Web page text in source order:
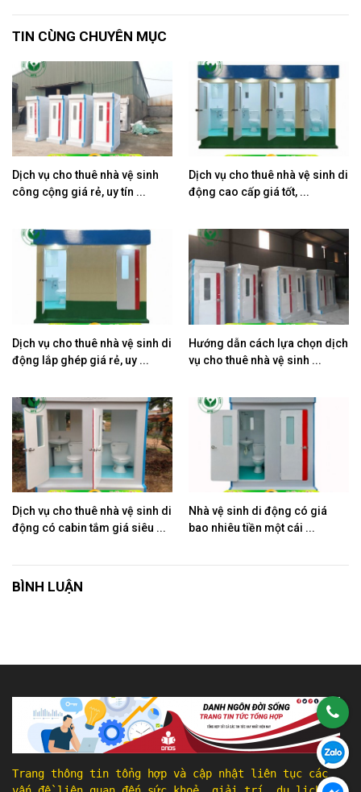
TIN CÙNG CHUYÊN MỤC
Dịch vụ cho thuê nhà vệ sinh
công cộng giá rẻ, uy tín ...
Dịch vụ cho thuê nhà vệ sinh di
động cao cấp giá tốt, ...
Dịch vụ cho thuê nhà vệ sinh di
động lắp ghép giá rẻ, uy ...
Hướng dẫn cách lựa chọn dịch
vụ cho thuê nhà vệ sinh ...
Dịch vụ cho thuê nhà vệ sinh di
động có cabin tắm giá siêu ...
Nhà vệ sinh di động có giá
bao nhiêu tiền một cái ...
BÌNH LUẬN
Trang thông tin tổng hợp và cập nhật liên tục các